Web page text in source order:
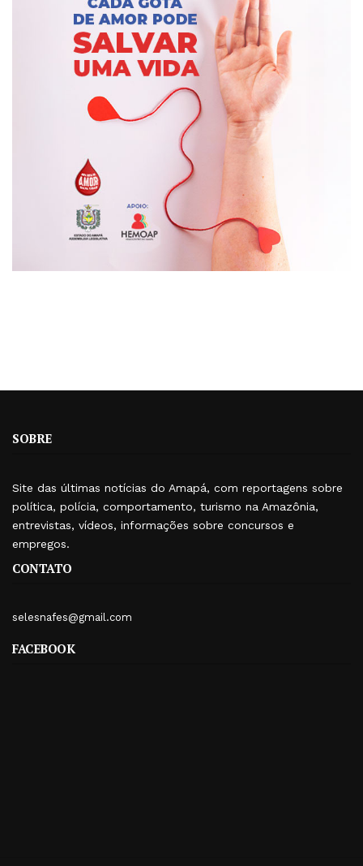
SOBRE
Site das últimas notícias do Amapá, com reportagens sobre
política, polícia, comportamento, turismo na Amazônia,
entrevistas, vídeos, informações sobre concursos e
empregos.
CONTATO
selesnafes@gmail.com
FACEBOOK